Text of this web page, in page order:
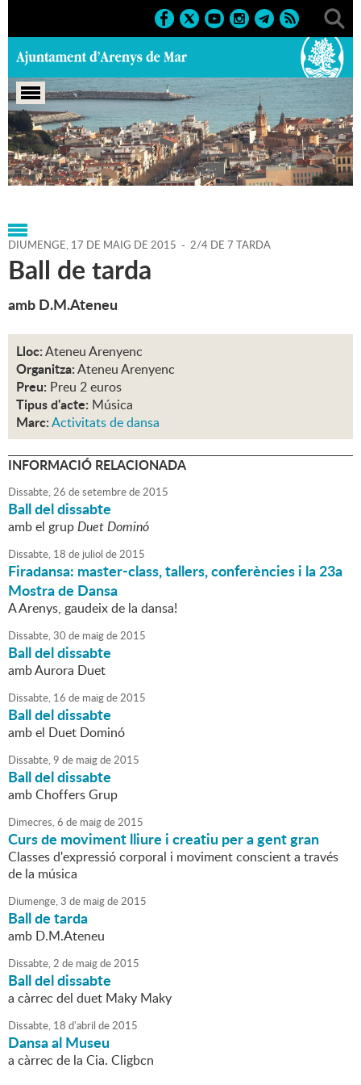
Portada > Agenda > 17-05-
2015 > Marcs > Culturals > 2015 > Activitats de dansa
DIUMENGE, 17 DE MAIG DE 2015 - 2/4 DE 7 TARDA
Ball de tarda
amb D.M.Ateneu
Lloc:Ateneu Arenyenc
Organitza:Ateneu Arenyenc
Preu: Preu 2 euros
Tipus d'acte: Música
Marc:Activitats de dansa
INFORMACIÓ RELACIONADA
Dissabte,26 desetembrede2015
Ball del dissabte
amb el grupDuet Dominó
Dissabte, 18 de juliol de2015
Firadansa: master-class, tallers, conferències i la 23a
Mostra de Dansa
A Arenys, gaudeix de la dansa!
Dissabte,30 de maigde2015
Ball del dissabte
amb Aurora Duet
Dissabte, 16 de maigde2015
Ball del dissabte
amb el Duet Dominó
Dissabte,9 de maigde2015
Ball del dissabte
amb Choffers Grup
Dimecres,6 de maigde2015
Curs de moviment lliure i creatiu per a gent gran
Classes d'expressió corporal i moviment conscient a través
de la música
Diumenge,3 de maigde2015
Ball de tarda
amb D.M.Ateneu
Dissabte,2 de maigde2015
Ball del dissabte
a càrrec del duet Maky Maky
Dissabte, 18 d'abril de2015
Dansa al Museu
a càrrec de la Cia. Cligbcn